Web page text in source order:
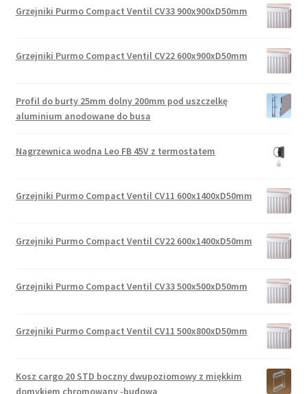
Grzejniki Purmo Compact Ventil CV33 900x900xD50mm
Grzejniki Purmo Compact Ventil CV22 600x900xD50mm
Profil do burty 25mm dolny 200mm pod uszczelkę
aluminium anodowane do busa
Nagrzewnica wodna Leo FB 45V z termostatem
Grzejniki Purmo Compact Ventil CV11 600x1400xD50mm
Grzejniki Purmo Compact Ventil CV22 600x1400xD50mm
Grzejniki Purmo Compact Ventil CV33 500x500xD50mm
Grzejniki Purmo Compact Ventil CV11 500x800xD50mm
Kosz cargo 20 STD boczny dwupoziomowy z miękkim
domykiem chromowany -budowa